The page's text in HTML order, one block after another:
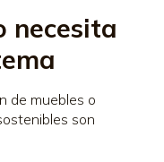
necesita
de muebles o
son